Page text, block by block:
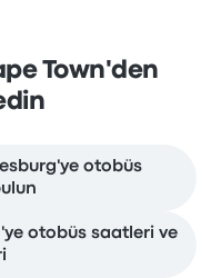
Town'den
otobüs
otobüs saatleri ve